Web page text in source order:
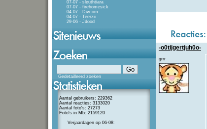
07-07 - sleuthtiara
07-07 - firehomesick
04-07 - Divcom
04-07 - Teerzii
29-06 - Jdood
Gedetailleerd zoeken
Aantal gebruikers: 229362
Aantal reacties: 3133020
Aantal foto's: 27273
Foto's in Mb: 2159120
Verjaardagen op 06-08:
-o0tijgertjuh0o-
grrr